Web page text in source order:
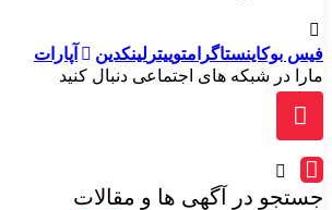
فیس بوکاینستاگرامتوییتر لینکدین
آپارات
مارا در شبکه های اجتماعی دنبال کنید
جستجو در آگهی ها و مقالات